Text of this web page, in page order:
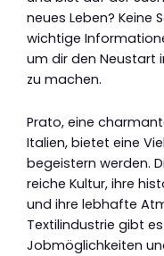
neues Leben? Keine
wichtige
um dir den Neustart
zu machen.
Prato, eine
Italien, bietet eine
begeistern werden.
reiche Kultur, ihre
und ihre lebhafte
Textilindustrie gibt
Jobmöglichkeiten